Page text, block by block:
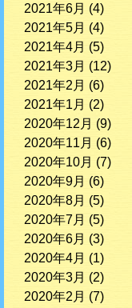
2021年6月 (4)
2021年5月 (4)
2021年4月 (5)
2021年3月 (12)
2021年2月 (6)
2021年1月 (2)
2020年12月 (9)
2020年11月 (6)
2020年10月 (7)
2020年9月 (6)
2020年8月 (5)
2020年7月 (5)
2020年6月 (3)
2020年4月 (1)
2020年3月 (2)
2020年2月 (7)